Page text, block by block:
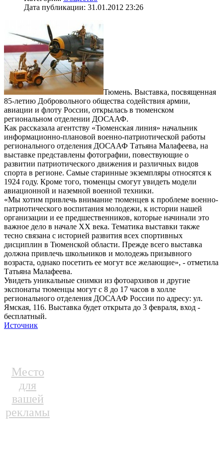
Дата публикации: 31.01.2012 23:26
Тюмень. Выставка, посвященная
85-летию Добровольного общества содействия армии,
авиации и флоту России, открылась в тюменском
региональном отделении ДОСААФ.
Как рассказала агентству «Тюменская линия» начальник
информационно-плановой военно-патриотической работы
регионального отделения ДОСААФ Татьяна Малафеева, на
выставке представлены фотографии, повествующие о
развитии патриотического движения и различных видов
спорта в регионе. Самые старинные экземпляры относятся к
1924 году. Кроме того, тюменцы смогут увидеть модели
авиационной и наземной военной техники.
«Мы хотим привлечь внимание тюменцев к проблеме военно-
патриотического воспитания молодежи, к истории нашей
организации и ее предшественников, которые начинали это
важное дело в начале XX века. Тематика выставки также
тесно связана с историей развития всех спортивных
дисциплин в Тюменской области. Прежде всего выставка
должна привлечь школьников и молодежь призывного
возраста, однако посетить ее могут все желающие», - отметила
Татьяна Малафеева.
Увидеть уникальные снимки из фотоархивов и другие
экспонаты тюменцы могут с 8 до 17 часов в холле
регионального отделения ДОСААФ России по адресу: ул.
Ямская, 116. Выставка будет открыта до 3 февраля, вход -
бесплатный.
Источник
Место
для
вашей
рекламы